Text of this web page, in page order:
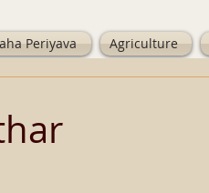
Periyava Agriculture